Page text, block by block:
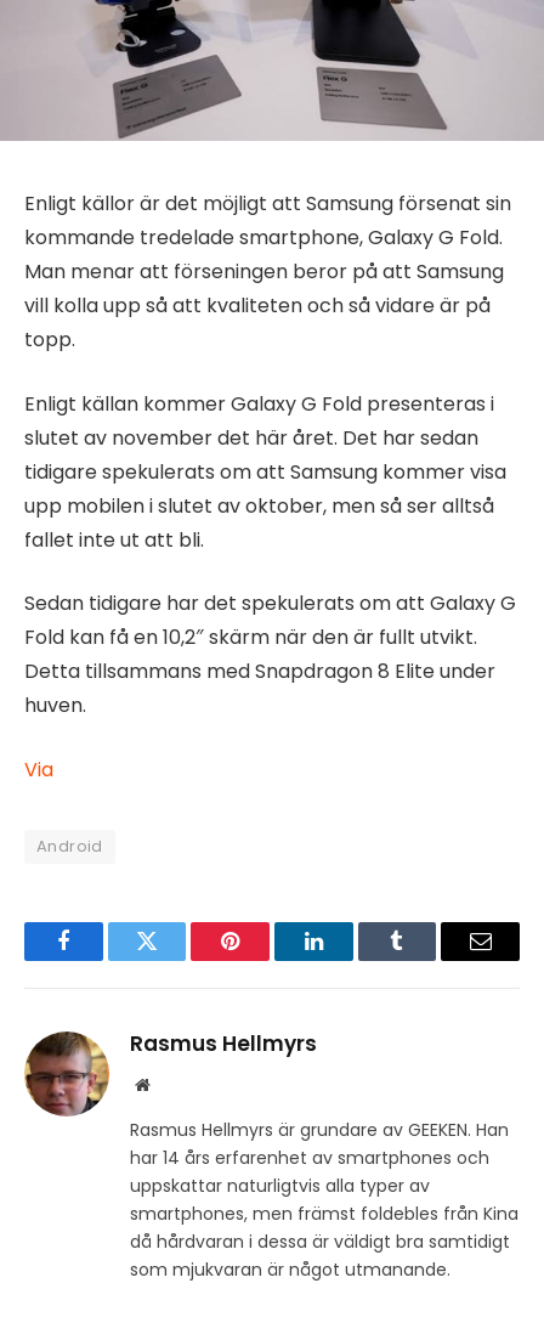
Enligt källor är det möjligt att Samsung försenat sin
kommande tredelade smartphone, Galaxy G Fold.
Man menar att förseningen beror på att Samsung
vill kolla upp så att kvaliteten och så vidare är på
topp.
Enligt källan kommer Galaxy G Fold presenteras i
slutet av november det här året. Det har sedan
tidigare spekulerats om att Samsung kommer visa
upp mobilen i slutet av oktober, men så ser alltså
fallet inte ut att bli.
Sedan tidigare har det spekulerats om att Galaxy G
Fold kan få en 10,2″ skärm när den är fullt utvikt.
Detta tillsammans med Snapdragon 8 Elite under
huven.
Via
Android
FacebookTwitter Pinterest LinkedInTumblr Email
Rasmus Hellmyrs
Website
Rasmus Hellmyrs är grundare av GEEKEN. Han
har 14 års erfarenhet av smartphones och
uppskattar naturligtvis alla typer av
smartphones, men främst foldebles från Kina
då hårdvaran i dessa är väldigt bra samtidigt
som mjukvaran är något utmanande.